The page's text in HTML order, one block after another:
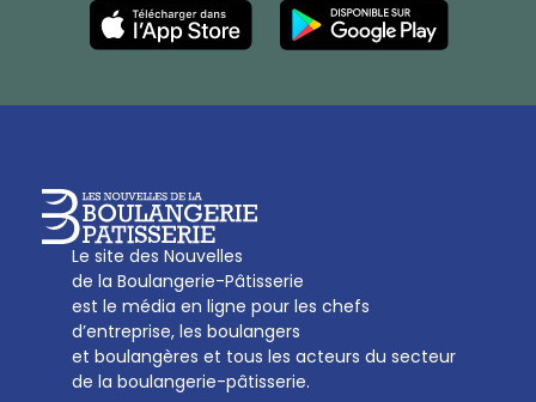
Le site des Nouvelles
de la Boulangerie-Pâtisserie
est le média en ligne pour les chefs
d’entreprise, les boulangers
et boulangères et tous les acteurs du secteur
de la boulangerie-pâtisserie.
Les Nouvelles de la Boulangerie-Pâtisserie Française
27, av d’Eylau - 75782 Paris Cédex 16
01 53 70 16 25